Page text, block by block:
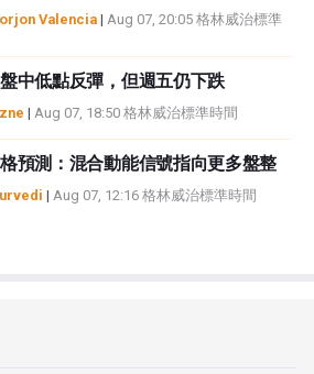
Valencia | Aug 07, 20:05 格林威治標準
中低點反彈，但週五仍下跌
| Aug 07, 18:50 格林威治標準時間
預測：混合動能信號指向更多盤整
| Aug 07, 12:16 格林威治標準時間